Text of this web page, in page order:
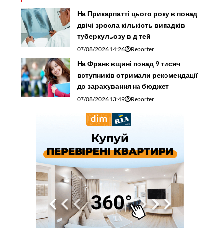
На Прикарпатті цього року в понад
двічі зросла кількість випадків
туберкульозу в дітей
07/08/2026 14:26 Reporter
На Франківщині понад 9 тисяч
вступників отримали рекомендації
до зарахування на бюджет
07/08/2026 13:49 Reporter